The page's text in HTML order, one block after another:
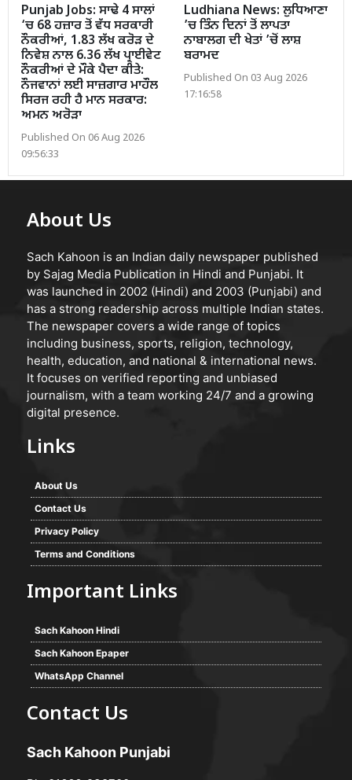
Punjab Jobs: ਸਾਢੇ 4 ਸਾਲਾਂ
‘ਚ 68 ਹਜ਼ਾਰ ਤੋਂ ਵੱਧ ਸਰਕਾਰੀ
ਨੌਕਰੀਆਂ, 1.83 ਲੱਖ ਕਰੋੜ ਦੇ
ਨਿਵੇਸ਼ ਨਾਲ 6.36 ਲੱਖ ਪ੍ਰਾਈਵੇਟ
ਨੌਕਰੀਆਂ ਦੇ ਮੌਕੇ ਪੈਦਾ ਕੀਤੇ:
ਨੌਜਵਾਨਾਂ ਲਈ ਸਾਜ਼ਗਾਰ ਮਾਹੌਲ
ਸਿਰਜ ਰਹੀ ਹੈ ਮਾਨ ਸਰਕਾਰ:
ਅਮਨ ਅਰੋੜਾ
Published On 06 Aug 2026
09:56:33
Ludhiana News: ਲੁਧਿਆਣਾ
’ਚ ਤਿੰਨ ਦਿਨਾਂ ਤੋਂ ਲਾਪਤਾ
ਨਾਬਾਲਗ ਦੀ ਖੇਤਾਂ ’ਚੋਂ ਲਾਸ਼
ਬਰਾਮਦ
Published On 03 Aug 2026
17:16:58
About Us
Sach Kahoon is an Indian daily newspaper published
by Sajag Media Publication in Hindi and Punjabi. It
was launched in 2002 (Hindi) and 2003 (Punjabi) and
has a strong readership across multiple Indian states.
The newspaper covers a wide range of topics
including business, sports, religion, technology,
health, education, and national & international news.
It focuses on verified reporting and unbiased
journalism, with a team working 24/7 and a growing
digital presence.
Links
About Us
Contact Us
Privacy Policy
Terms and Conditions
Important Links
Sach Kahoon Hindi
Sach Kahoon Epaper
WhatsApp Channel
Contact Us
Sach Kahoon Punjabi